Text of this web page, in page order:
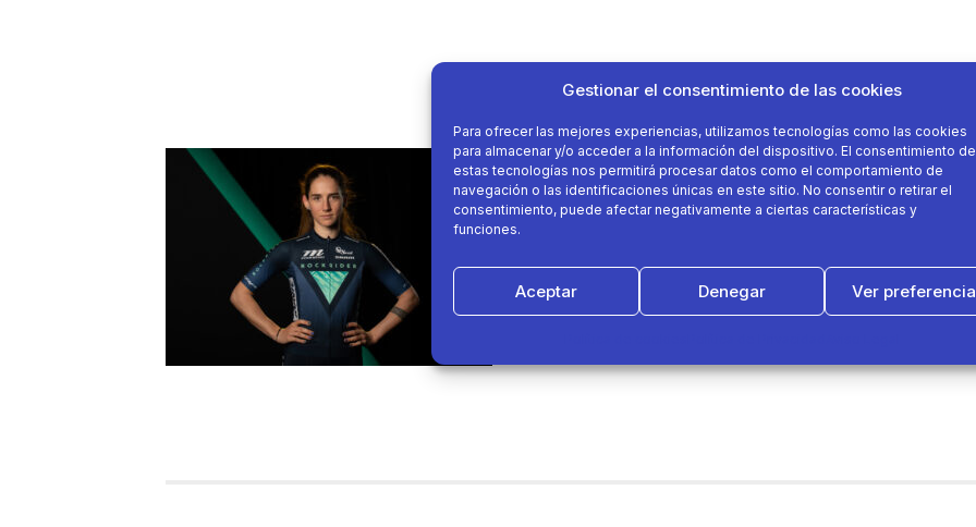
Gestionar el consentimiento de las cookies
Para ofrecer las mejores experiencias, utilizamos tecnologías como las cookies
para almacenar y/o acceder a la información del dispositivo. El consentimiento de
estas tecnologías nos permitirá procesar datos como el comportamiento de
navegación o las identificaciones únicas en este sitio. No consentir o retirar el
consentimiento, puede afectar negativamente a ciertas características y
funciones.
Aceptar Denegar Ver